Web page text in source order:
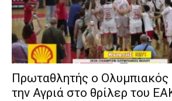
Πρωταθλητής ο Ολυμπιακός
την Αγριά στο θρίλερ του